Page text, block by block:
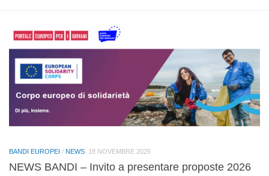
BANDI EUROPEI / NEWS 18 NOVEMBRE 2025
NEWS BANDI – Invito a presentare proposte 2026